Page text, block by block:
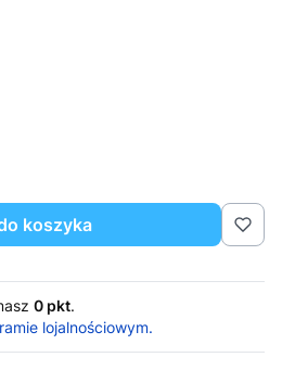
koszyka
0 pkt.
lojalnościowym.